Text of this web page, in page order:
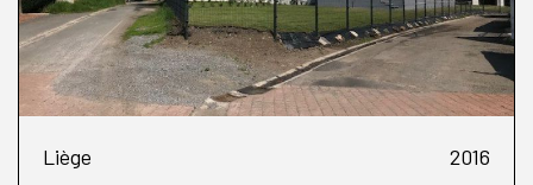
Liège 2016